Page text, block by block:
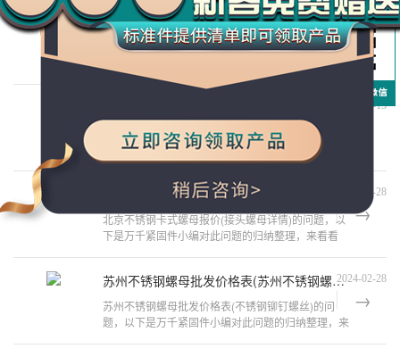
北京平头六角螺栓批发报价(北京低温平头内六角螺栓报价)2024-03-18
北京平头六角螺栓批发报价(六角头螺栓规格表)的问
题，以下是万千紧固件小编对此问题的归纳整理，来
看看吧。不锈钢膨胀螺栓价格及品牌
2024-03-13
成都普通螺钉螺栓批发价格(如何计算螺丝的价格表)
的问题，以下是万千紧固件小编对此问题的归纳整
理，来看看吧。【六角头螺栓价格】不
北京不锈钢卡式螺母报价(不锈钢卡子厂家) 2024-02-28
北京不锈钢卡式螺母报价(接头螺母详情)的问题，以
下是万千紧固件小编对此问题的归纳整理，来看看
苏州不锈钢螺母批发价格表(苏州不锈钢螺母批发价格表)
2024-02-28
苏州不锈钢螺母批发价格表(不锈钢铆钉螺丝)的问
题，以下是万千紧固件小编对此问题的归纳整理，来